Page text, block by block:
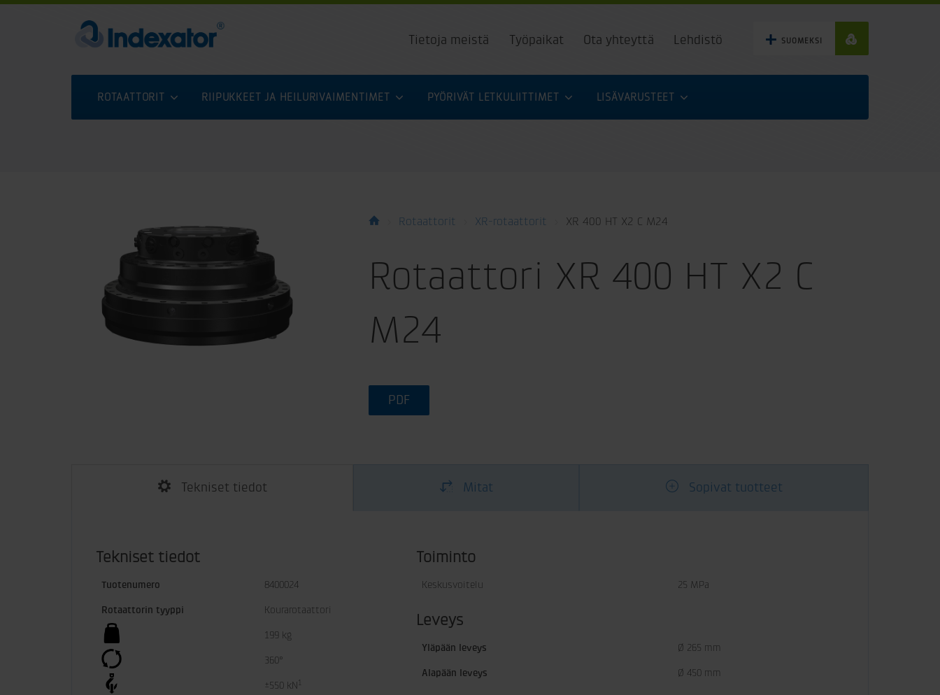
SUOMEKSI
Tietoja meistä Työpaikat Ota yhteyttä Lehdistö
ROTAATTORIT RIIPUKKEET JA HEILURIVAIMENTIMET PYÖRIVÄT LETKULIITTIMET LISÄVARUSTEET
Rotaattorit XR-rotaattorit XR 400 HT X2 C M24
Rotaattori XR 400 HT X2 C
M24
PDF
Tekniset tiedot Mitat Sopivat tuotteet
Tekniset tiedot
Tuotenumero 8400024
Rotaattorin tyyppi Kourarotaattori
199 kg
360°
±550 kN 1
Toiminto
Keskusvoitelu 25 MPa
Leveys
Yläpään leveys Ø 265 mm
Alapään leveys Ø 450 mm